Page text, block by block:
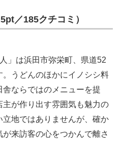
／185クチコミ）
」は浜田市弥栄町、県道52
うどんのほかにイノシシ料
ならではのメニューを提
が作り出す雰囲気も魅力の
地ではありませんが、確か
来訪客の心をつかんで離さ